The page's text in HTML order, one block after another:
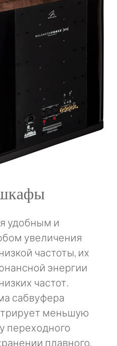
удобным и
увеличения
частоты, их
энергии
частот.
сабвуфера
меньшую
переходного